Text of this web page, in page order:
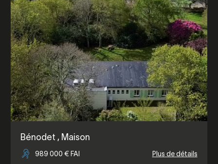
Bénodet , Maison
989 000 € FAI Plus de détails